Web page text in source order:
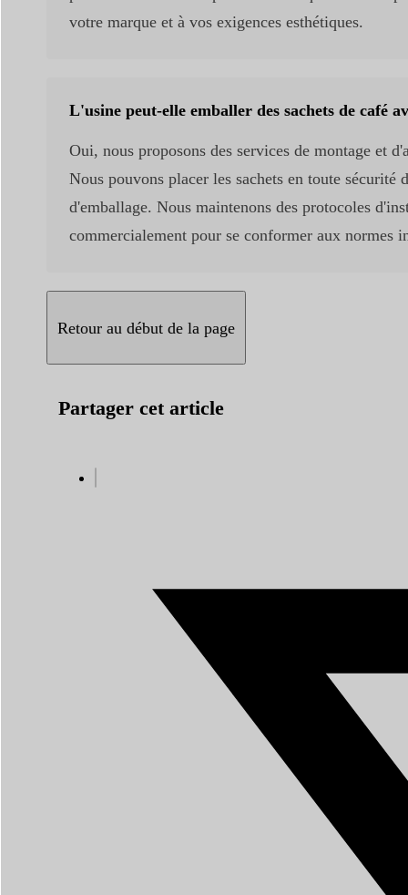
votre marque et à vos exigences esthétiques.
L'usine peut-elle emballer des sachets de café
Oui, nous proposons des services de montage et
Nous pouvons placer les sachets en toute
d'emballage. Nous maintenons des protocoles
commercialement pour se conformer aux normes
Retour au début de la page
Partager cet article